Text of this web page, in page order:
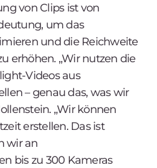
von Clips ist von
um das
und die Reichweite
erhöhen. „Wir nutzen die
Videos aus
– genau das, was wir
„Wir können
erstellen. Das ist
wir an
bis zu 300 Kameras